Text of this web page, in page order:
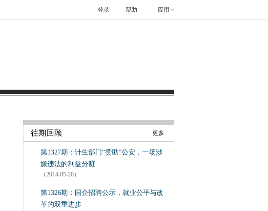
帮助 应用
登录
往期回顾 更多
第1327期：计生部门“赞助”公安，一场涉
嫌违法的利益分赃
（2014-05-20）
第1326期：国企招聘公示，就业公平与改
革的双重进步